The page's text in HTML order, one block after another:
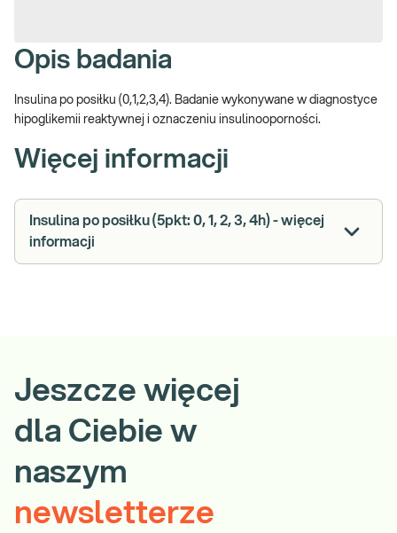
Opis badania
Insulina po posiłku (0,1,2,3,4). Badanie wykonywane w diagnostyce
hipoglikemii reaktywnej i oznaczeniu insulinooporności.
Więcej informacji
Insulina po posiłku (5pkt: 0, 1, 2, 3, 4h) - więcej
informacji
Jeszcze więcej
dla Ciebie w
naszym
newsletterze